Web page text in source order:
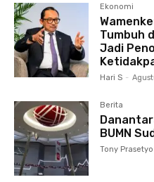
Ekonomi
Tumbuh
Jadi
Hari S -
Berita
BUMN
Tony Prasetyo